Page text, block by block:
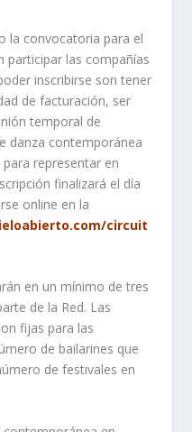
la convocatoria para el
participar las compañías
inscribirse son tener
de facturación, ser
temporal de
danza contemporánea
representar en
finalizará el día
online en la
circuit
en un mínimo de tres
de la Red. Las
fijas para las
de bailarines que
de festivales en